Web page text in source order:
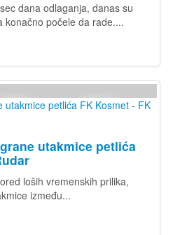
dana odlaganja, danas su
konačno počele da rade....
utakmice petlića
loših vremenskih prilika,
između...